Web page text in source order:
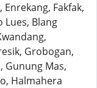
Fakfak,
Lues, Blang
Grobogan,
Gunung Mas,
Halmahera